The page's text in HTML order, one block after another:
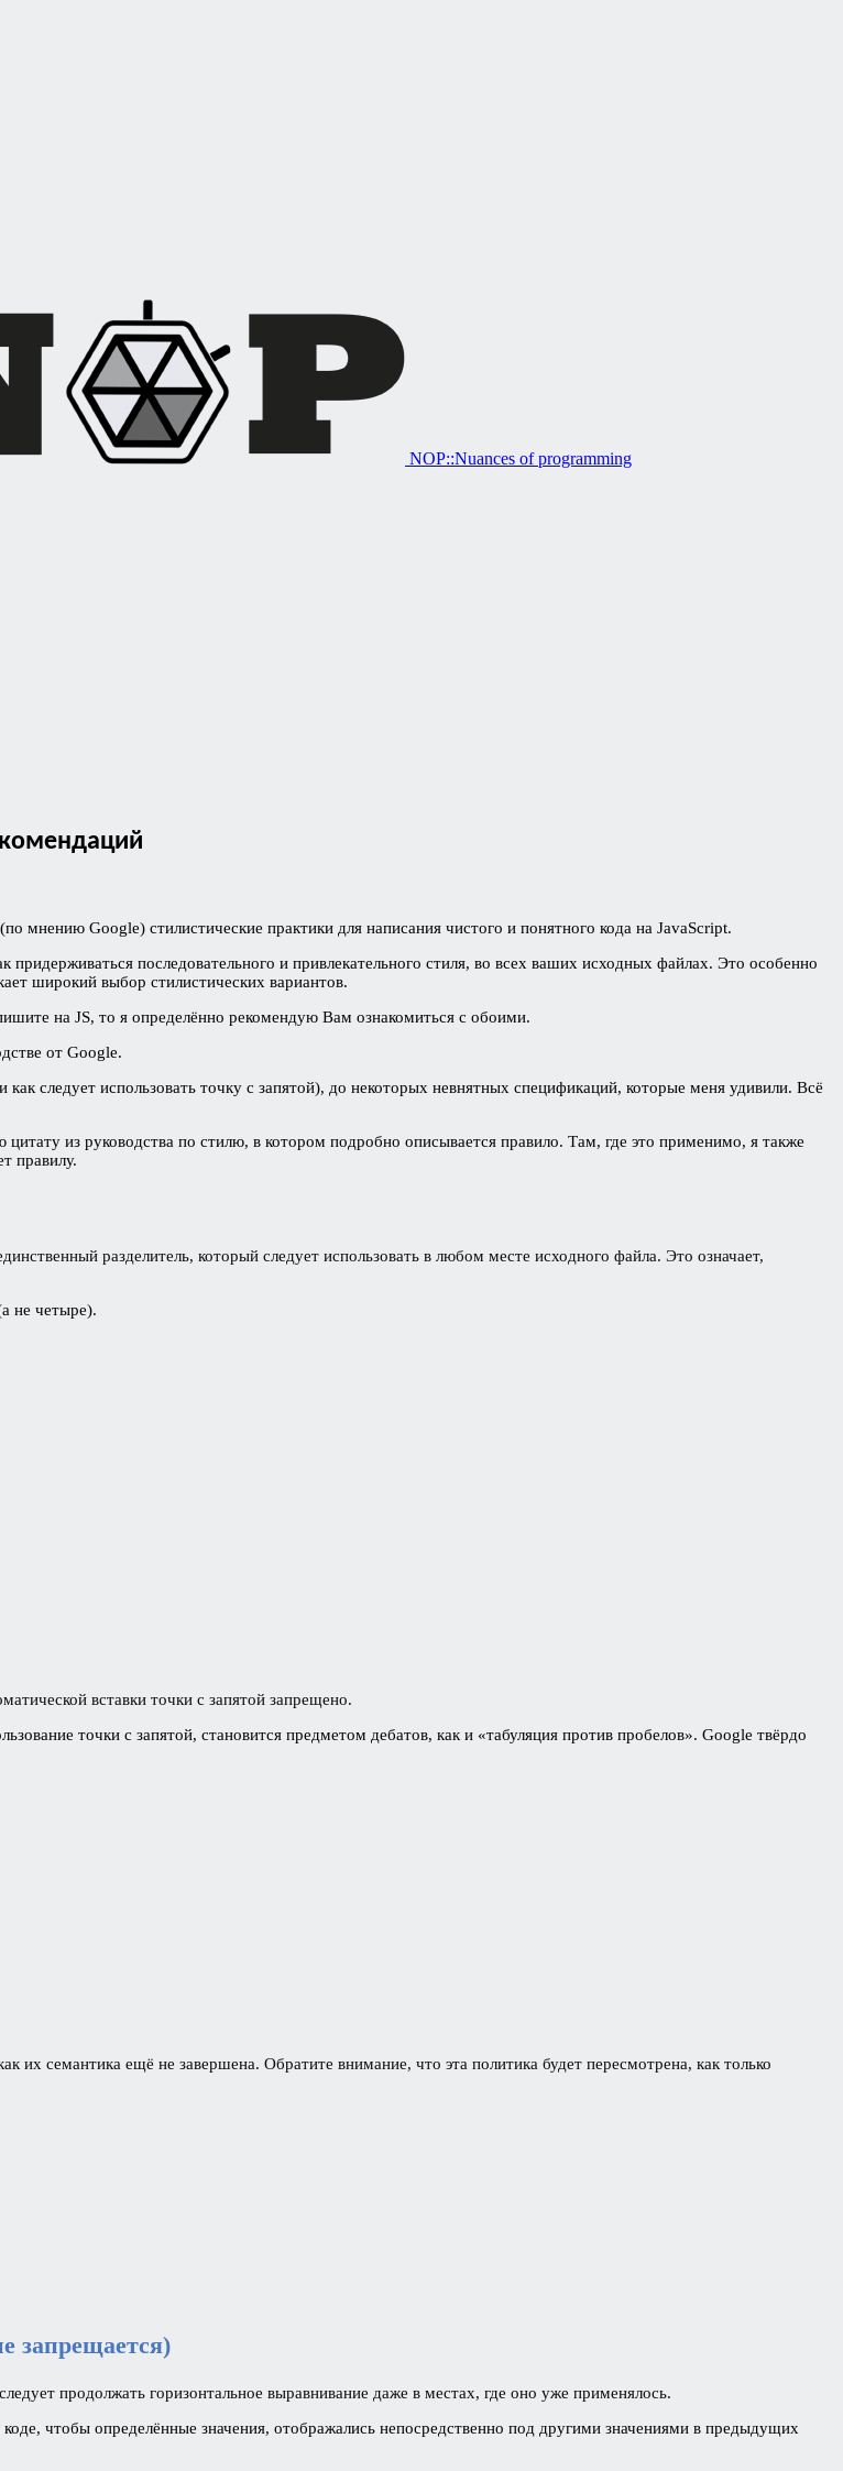
NOP::Nuances of programming
мнению Google) стилистические практики для написания чистого и понятного кода на JavaScript.
последовательного и привлекательного стиля, во всех ваших исходных файлах. Это особенно
широкий выбор стилистических вариантов.
на JS, то я определённо рекомендую Вам ознакомиться с обоими.
от Google.
следует использовать точку с запятой), до некоторых невнятных спецификаций, которые меня удивили. Всё
из руководства по стилю, в котором подробно описывается правило. Там, где это применимо, я также
правилу.
разделитель, который следует использовать в любом месте исходного файла. Это означает,
не четыре).
вставки точки с запятой запрещено.
точки с запятой, становится предметом дебатов, как и «табуляция против пробелов». Google твёрдо
их семантика ещё не завершена. Обратите внимание, что эта политика будет пересмотрена, как только
запрещается)
продолжать горизонтальное выравнивание даже в местах, где оно уже применялось.
чтобы определённые значения, отображались непосредственно под другими значениями в предыдущих